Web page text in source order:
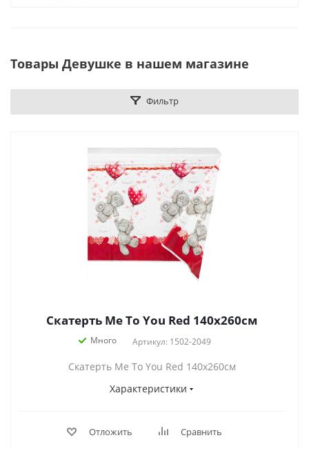
Товары Девушке в нашем магазине
Фильтр
Скатерть Me To You Red 140x260см
Много Артикул: 1502-2049
Скатерть Me To You Red 140x260см
Характеристики
Отложить Сравнить